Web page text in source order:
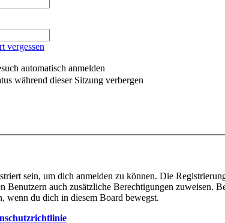
vergessen
automatisch anmelden
während dieser Sitzung verbergen
sein, um dich anmelden zu können. Die
Benutzern auch zusätzliche Berechtigungen zuweisen.
wenn du dich in diesem Board bewegst.